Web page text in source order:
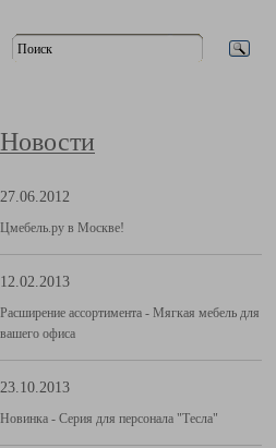
Новости
27.06.2012
Цмебель.ру в Москве!
12.02.2013
Расширение ассортимента - Мягкая мебель для
вашего офиса
23.10.2013
Новинка - Серия для персонала "Тесла"